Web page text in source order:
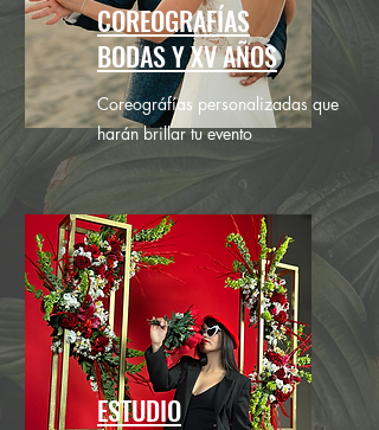
COREOGRAFÍAS
BODASY XV AÑOS
Coreográfías personalizadas que
harán brillar tu evento
ESTUDIO